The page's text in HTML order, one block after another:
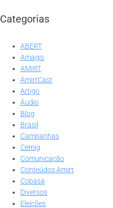
Categorias
ABERT
Amagis
AMIRT
AmirtCast
Artigo
Áudio
Blog
Brasil
Campanhas
Cemig
Comunicação
Conteúdos Amirt
Copasa
Diversos
Eleições